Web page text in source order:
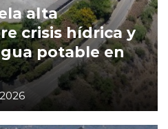
alta
crisis hídrica y
potable en